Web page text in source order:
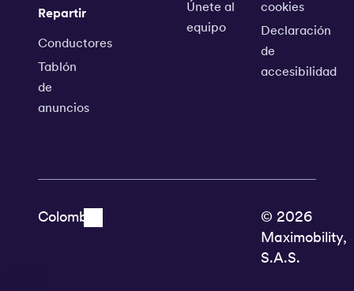
Repartir
Conductores
Tablón
de
anuncios
Únete al
equipo
cookies
Declaración
de
accesibilidad
© 2026
Maximobility,
S.A.S.